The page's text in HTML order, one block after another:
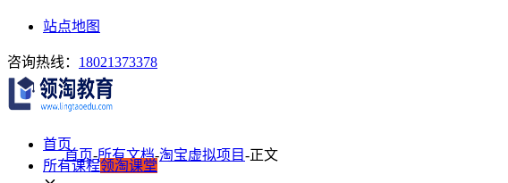
站点地图
咨询热线： 18021373378
首页
所有课程领淘课堂
首页-所有文档-淘宝虚拟项目-正文